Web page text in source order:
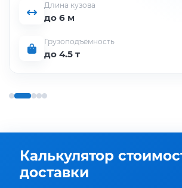
Длина кузова
до 6 м
Грузоподъёмность
до 4.5 т
Калькулятор
доставки